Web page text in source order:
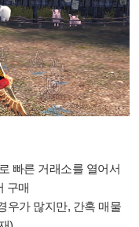
빠른 거래소를 열어서
구매
우가 많지만, 간혹 매물